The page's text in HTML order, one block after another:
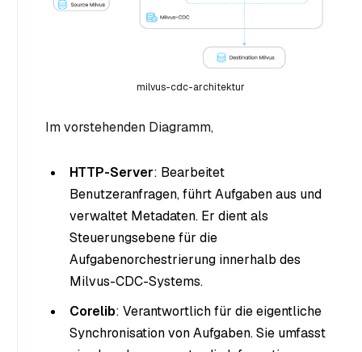
milvus-cdc-architektur
Im vorstehenden Diagramm,
HTTP-Server: Bearbeitet
Benutzeranfragen, führt Aufgaben aus und
verwaltet Metadaten. Er dient als
Steuerungsebene für die
Aufgabenorchestrierung innerhalb des
Milvus-CDC-Systems.
Corelib: Verantwortlich für die eigentliche
Synchronisation von Aufgaben. Sie umfasst